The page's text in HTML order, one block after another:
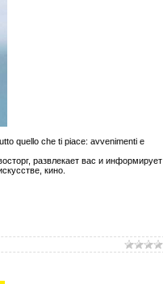
quello che ti piace: avvenimenti e
развлекает вас и информирует
кино.